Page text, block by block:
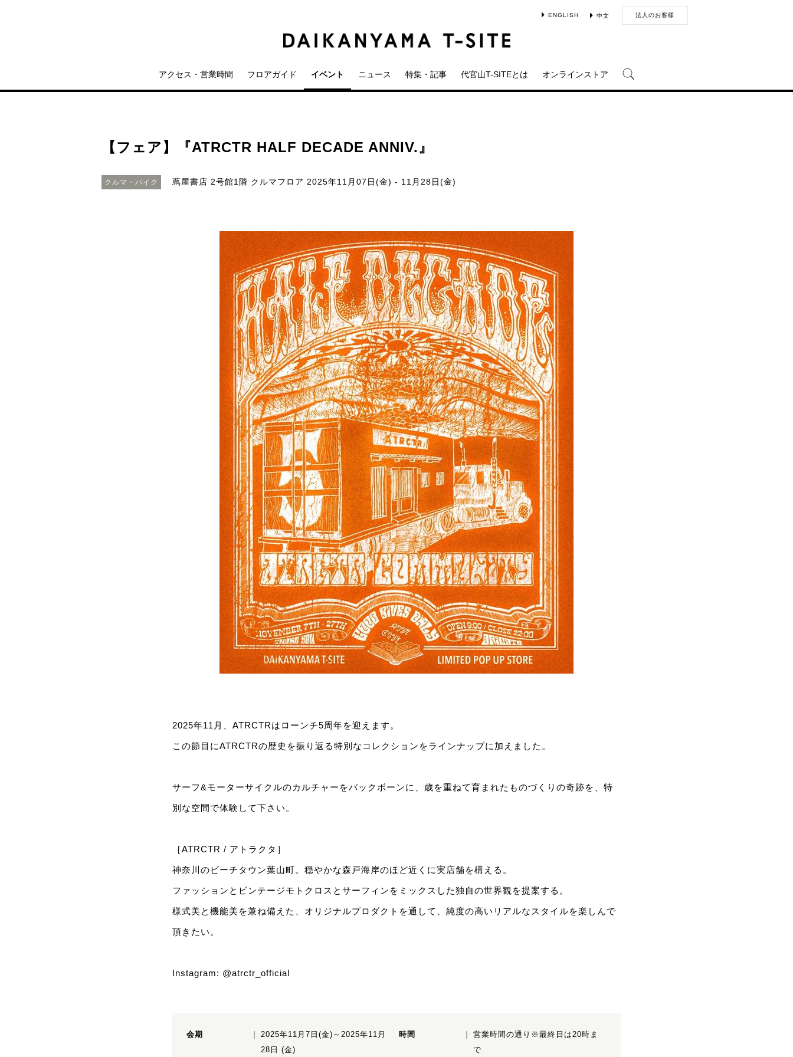
ENGLISH 中文 法人のお客様
アクセス・営業時間 フロアガイド イベント ニュース 特集・記事 代官山T-SITEとは オンラインストア
【フェア】『ATRCTR HALF DECADE ANNIV.』
クルマ・バイク 蔦屋書店 2号館1階 クルマフロア 2025年11月07日(金) - 11月28日(金)
2025年11月、ATRCTRはローンチ5周年を迎えます。
この節目にATRCTRの歴史を振り返る特別なコレクションをラインナップに加えました。
サーフ&モーターサイクルのカルチャーをバックボーンに、歳を重ねて育まれたものづくりの奇跡を、特
別な空間で体験して下さい。
［ATRCTR / アトラクタ］
神奈川のビーチタウン葉山町。穏やかな森戸海岸のほど近くに実店舗を構える。
ファッションとビンテージモトクロスとサーフィンをミックスした独自の世界観を提案する。
様式美と機能美を兼ね備えた、オリジナルプロダクトを通して、純度の高いリアルなスタイルを楽しんで
頂きたい。
Instagram: @atrctr_official
会期
2025年11月7日(金)～2025年11月
28日 (金)
時間
営業時間の通り※最終日は20時ま
で